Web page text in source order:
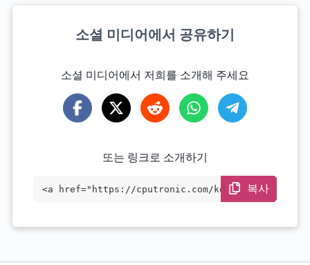
소셜 미디어에서 공유하기
소셜 미디어에서 저희를 소개해 주세요
또는 링크로 소개하기
<a href="https://cputronic.com/ko/cpu/in
복사